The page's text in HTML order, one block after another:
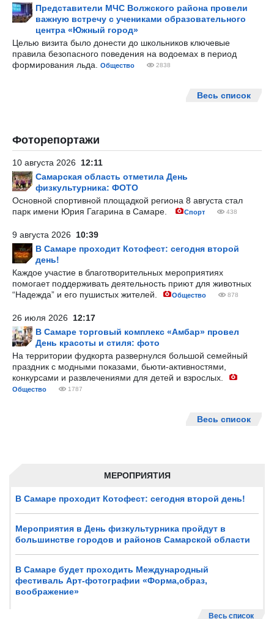
МЕРОПРИЯТИЯ
В Самаре проходит Котофест: сегодня второй день!
Мероприятия в День физкультурника пройдут в
большинстве городов и районов Самарской области
В Самаре будет проходить Международный
фестиваль Арт-фотографии «Форма,образ,
воображение»
Весь список
Представители МЧС Волжского района провели
важную встречу с учениками образовательного
центра «Южный город»
Целью визита было донести до школьников ключевые
правила безопасного поведения на водоемах в период
формирования льда.
Общество 2838
Весь список
Фоторепортажи
10 августа 2026 12:11
Самарская область отметила День
физкультурника: ФОТО
Основной спортивной площадкой региона 8 августа стал
парк имени Юрия Гагарина в Самаре.
Спорт 438
9 августа 2026 10:39
В Самаре проходит Котофест: сегодня второй
день!
Каждое участие в благотворительных мероприятиях
помогает поддерживать деятельность приют для животных
“Надежда” и его пушистых жителей.
Общество 878
26 июля 2026 12:17
В Самаре торговый комплекс «Амбар» провел
День красоты и стиля: фото
На территории фудкорта развернулся большой семейный
праздник с модными показами, бьюти-активностями,
конкурсами и развлечениями для детей и взрослых.
Общество 1787
Весь список